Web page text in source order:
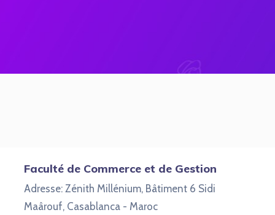
Faculté de Commerce et de Gestion
Adresse: Zénith Millénium, Bâtiment 6 Sidi
Maârouf, Casablanca - Maroc